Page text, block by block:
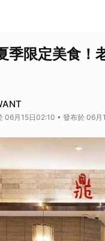
季限定美食
06月15日02:10 • 發布於 06